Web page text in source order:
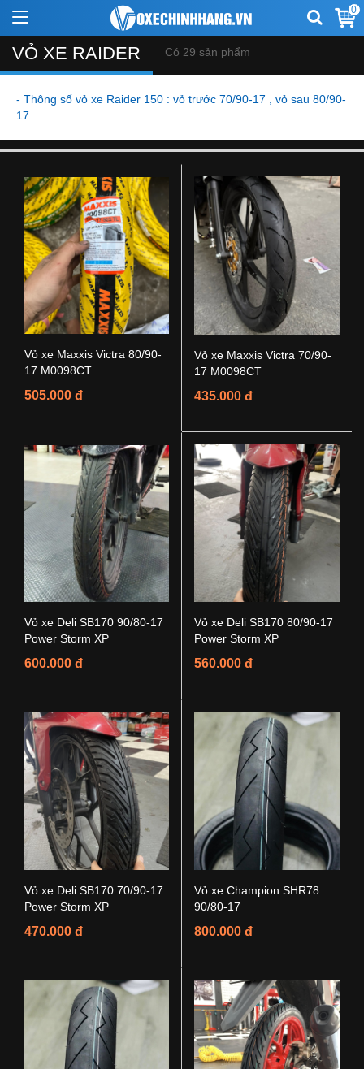
0
VỎ XE RAIDER Có 29 sản phẩm
- Thông số vỏ xe Raider 150 : vỏ trước 70/90-17 , vỏ sau 80/90-
17
Vỏ xe Maxxis Victra 80/90-
17 M0098CT
505.000 đ
Vỏ xe Maxxis Victra 70/90-
17 M0098CT
435.000 đ
Vỏ xe Deli SB170 90/80-17
Power Storm XP
600.000 đ
Vỏ xe Deli SB170 80/90-17
Power Storm XP
560.000 đ
Vỏ xe Deli SB170 70/90-17
Power Storm XP
470.000 đ
Vỏ xe Champion SHR78
90/80-17
800.000 đ